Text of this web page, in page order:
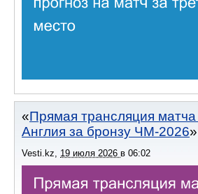
Прямая трансляция
Англия за бронзу ЧМ-2026
Vesti.kz 19 июля 2026 в 06:02